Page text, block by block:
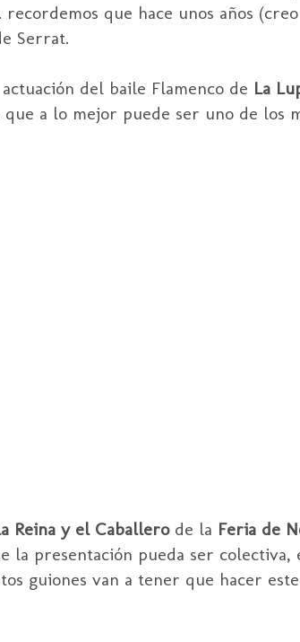
que hace unos años
Serrat.
del baile Flamenco de La
a lo mejor puede ser uno de los
Reina y el Caballerode la Feria de
la presentación pueda ser colectiva,
guiones van a tener que hacer